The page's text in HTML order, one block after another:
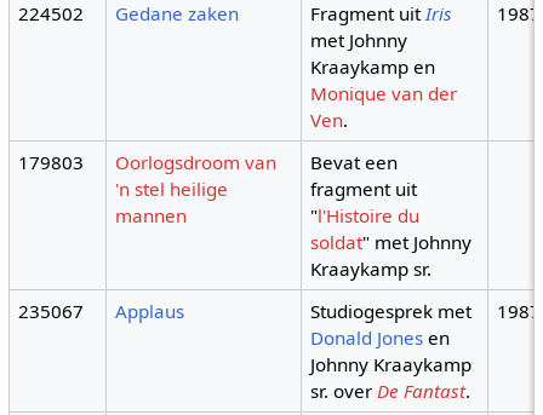
224502 Gedane zaken Fragment uitIris
met Johnny
Kraaykamp en
Monique van der
Ven.
1987
179803
Oorlogsdroom van
'n stel heilige
mannen
Bevat een
fragment uit
"l'Histoire du
soldat" met Johnny
Kraaykamp sr.
235067
Applaus
Studiogesprek met
Donald Jones en
Johnny Kraaykamp
sr. overDe Fantast.
1987